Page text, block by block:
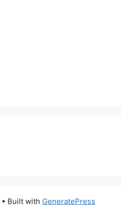
• Built with GeneratePress